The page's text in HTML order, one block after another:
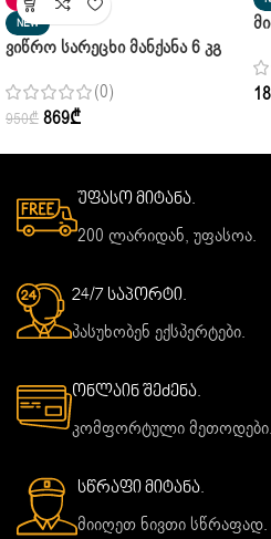
NEW
Ვიწრო Სარეცხი Მანქანა 6 Კგ
(0)
950₾ 869₾
უფასო მიტანა.
200 ლარიდან, უფასოა.
24/7 საპორტი.
პასუხობენ ექსპერტები.
ონლაინ შეძენა.
კომფორტული მეთოდები.
სწრაფი მიტანა.
მიიღეთ ნივთი სწრაფად.